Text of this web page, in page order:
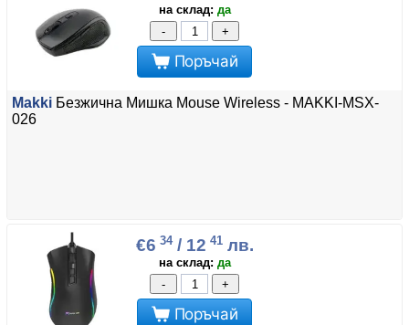
на склад: да
-
+
Поръчай
Makki Безжична Мишка Mouse Wireless - MAKKI-MSX-
026
€6 34/ 12 41лв.
на склад: да
-
+
Поръчай